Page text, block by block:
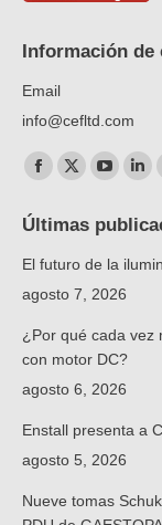
Información de
Email
info@cefltd.com
Encuéntranos en:
Facebook
opens
in
new
X
opens
in
new
opens
in
new
in
Últimas
El futuro de la
agosto 7, 2026
¿Por qué cada vez
con motor DC?
agosto 6, 2026
Enstall presenta a
agosto 5, 2026
Nueve tomas